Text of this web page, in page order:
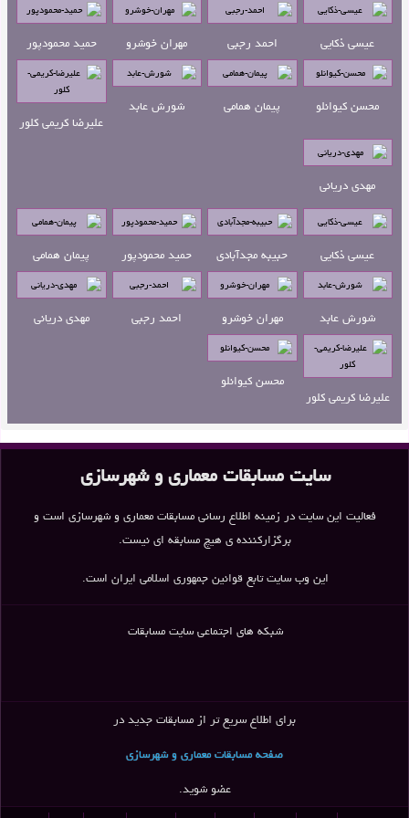
موکب جاده نجف-کربلا اثر
زهرا عبدالرشیدی
رتبه دوم ساختمان نظام
مهندسی ایوان
طرح پیشنهادی مسابقه
معماری ساختمان اداری تجاری
ساختمان نظام مهندسی ایوان
سردر مرکز علوم مغز و اعصاب
ایران – علیرضا کریمی کلور
کارخانه شمیم پلیمر اثر داوود
Warehouse) – اثر مهران
عیسی ذکایی احمد رجبی مهران خوشرو حمید محمودپور
محسن کیوانلو پیمان همامی شورش عابد
علیرضا کریمی کلور
مهدی دریانی
عیسی ذکایی حبیبه مجدآبادی حمید محمودپور پیمان همامی
شورش عابد مهران خوشرو احمد رجبی مهدی دریانی
علیرضا کریمی کلور
محسن کیوانلو
سایت مسابقات معماری و شهرسازی
فعالیت این سایت در زمینه اطلاع رسانی مسابقات معماری و شهرسازی است و
برگزارکننده ی هیچ مسابقه ای نیست.
این وب سایت تابع قوانین جمهوری اسلامی ایران است.
شبکه های اجتماعی سایت مسابقات
برای اطلاع سریع تر از مسابقات جدید در
صفحه مسابقات معماری و شهرسازی
عضو شوید.